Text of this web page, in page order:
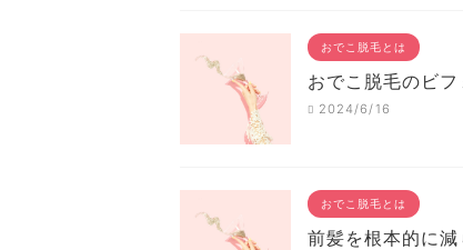
おでこ脱毛とは
おでこ脱毛のビ
2024/6/16
おでこ脱毛とは
前髪を根本的に